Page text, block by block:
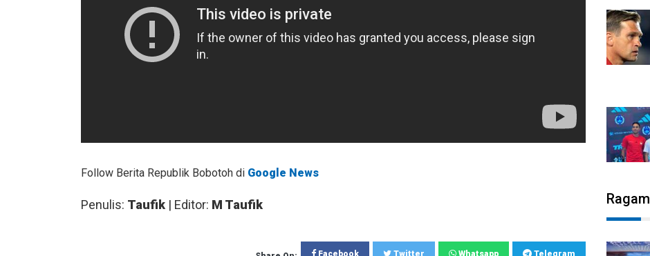
Follow Berita Republik Bobotoh di Google News
Penulis: Taufik | Editor: M Taufik
Facebook Twitter Whatsapp Telegram
Ragam